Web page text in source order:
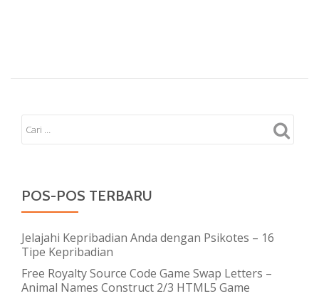
POS-POS TERBARU
Jelajahi Kepribadian Anda dengan Psikotes – 16
Tipe Kepribadian
Free Royalty Source Code Game Swap Letters –
Animal Names Construct 2/3 HTML5 Game